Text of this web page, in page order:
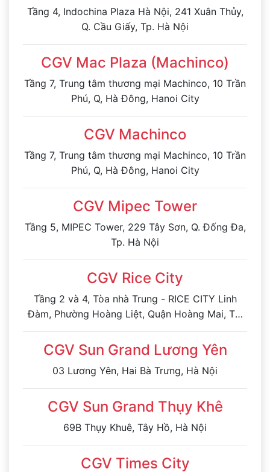
Tầng 4, Indochina Plaza Hà Nội, 241 Xuân Thủy,
Q. Cầu Giấy, Tp. Hà Nội
CGV Mac Plaza (Machinco)
Tầng 7, Trung tâm thương mại Machinco, 10 Trần
Phú, Q, Hà Đông, Hanoi City
CGV Machinco
Tầng 7, Trung tâm thương mại Machinco, 10 Trần
Phú, Q, Hà Đông, Hanoi City
CGV Mipec Tower
Tầng 5, MIPEC Tower, 229 Tây Sơn, Q. Đống Đa,
Tp. Hà Nội
CGV Rice City
Tầng 2 và 4, Tòa nhà Trung - RICE CITY Linh
Đàm, Phường Hoàng Liệt, Quận Hoàng Mai, Tp.
Hà Nội
CGV Sun Grand Lương Yên
03 Lương Yên, Hai Bà Trưng, Hà Nội
CGV Sun Grand Thụy Khê
69B Thụy Khuê, Tây Hồ, Hà Nội
CGV Times City